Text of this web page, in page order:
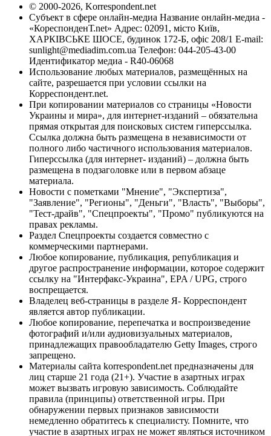
© 2000-2026, Korrespondent.net
Субъект в сфере онлайн-медиа Название онлайн-медиа -
«КореспонденТ.net» Адрес: 02091, місто Київ,
ХАРКІВСЬКЕ ШОСЕ, будинок 172-Б, офіс 208/1 E-mail:
sunlight@mediadim.com.ua Телефон: 044-205-43-00
Идентификатор медиа - R40-06068
Использование любых материалов, размещённых на
сайте, разрешается при условии ссылки на
Корреспондент.net.
При копировании материалов со страницы «Новости
Украины и мира», для интернет-изданий – обязательна
прямая открытая для поисковых систем гиперссылка.
Ссылка должна быть размещена в независимости от
полного либо частичного использования материалов.
Гиперссылка (для интернет- изданий) – должна быть
размещена в подзаголовке или в первом абзаце
материала.
Новости с пометками "Мнение", "Экспертиза",
"Заявление", "Регионы", "Деньги", "Власть", "Выборы",
"Тест-драйв", "Спецпроекты", "Промо" публикуются на
правах рекламы.
Раздел Спецпроекты создается совместно с
коммерческими партнерами.
Любое копирование, публикация, републикация и
другое распространение информации, которое содержит
ссылку на "Интерфакс-Украина", EPA / UPG, строго
воспрещается.
Владелец веб-страницы в разделе Я- Корреспондент
является автор публикации.
Любое копирование, перепечатка и воспроизведение
фотографий и/или аудиовизуальных материалов,
принадлежащих правообладателю Getty Images, строго
запрещено.
Материалы сайта korrespondent.net предназначены для
лиц старше 21 года (21+). Участие в азартных играх
может вызвать игровую зависимость. Соблюдайте
правила (принципы) ответственной игры. При
обнаружении первых признаков зависимости
немедленно обратитесь к специалисту. Помните, что
участие в азартных играх не может являться источником